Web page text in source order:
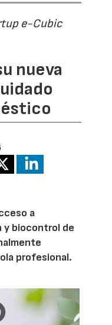
e-Cubic
nueva
a
y biocontrol de
profesional.